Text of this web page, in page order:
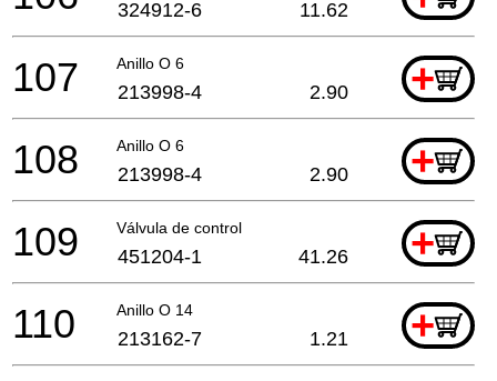
324912-6 11.62
Anillo O 6 +
107 213998-4 2.90
Anillo O 6 +
108 213998-4 2.90
Válvula de control +
109 451204-1 41.26
Anillo O 14 +
110 213162-7 1.21